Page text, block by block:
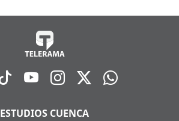
ESTUDIOS CUENCA